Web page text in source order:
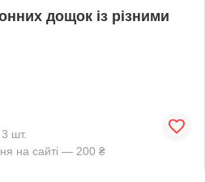
дощок із різними
шт.
на сайті — 200 ₴